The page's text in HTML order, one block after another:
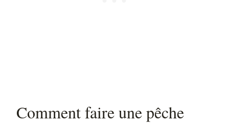
Comment faire une pêche